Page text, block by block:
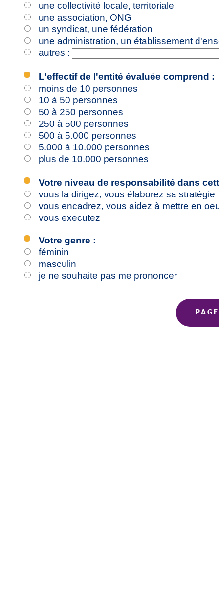
une collectivité locale, territoriale
une association, ONG
un syndicat, une fédération
une administration, un établissement
autres :
L'effectif de l'entité évaluée comprend :
moins de 10 personnes
10 à 50 personnes
50 à 250 personnes
250 à 500 personnes
500 à 5.000 personnes
5.000 à 10.000 personnes
plus de 10.000 personnes
Votre niveau de responsabilité dans
vous la dirigez, vous élaborez sa stratégie
vous encadrez, vous aidez à mettre en
vous executez
Votre genre :
féminin
masculin
je ne souhaite pas me prononcer